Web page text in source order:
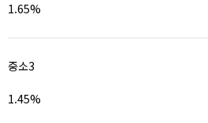
1.65%
중소3
1.45%